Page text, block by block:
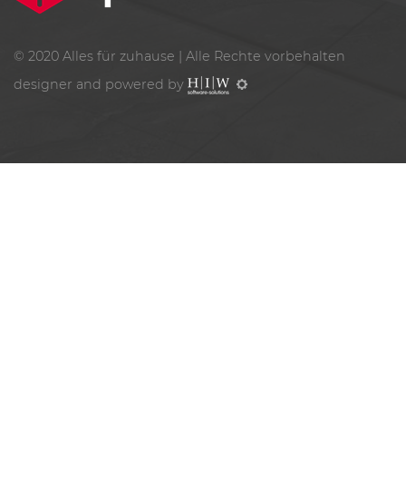
© 2020 Alles für zuhause | Alle Rechte vorbehalten
designer and powered by